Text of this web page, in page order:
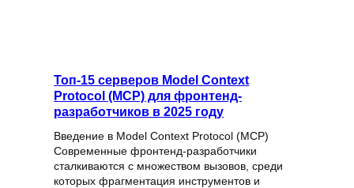
Топ-15 серверов Model Context
Protocol (MCP) для фронтенд-
разработчиков в 2025 году
Введение в Model Context Protocol (MCP)
Современные фронтенд-разработчики
сталкиваются с множеством вызовов, среди
которых фрагментация инструментов и